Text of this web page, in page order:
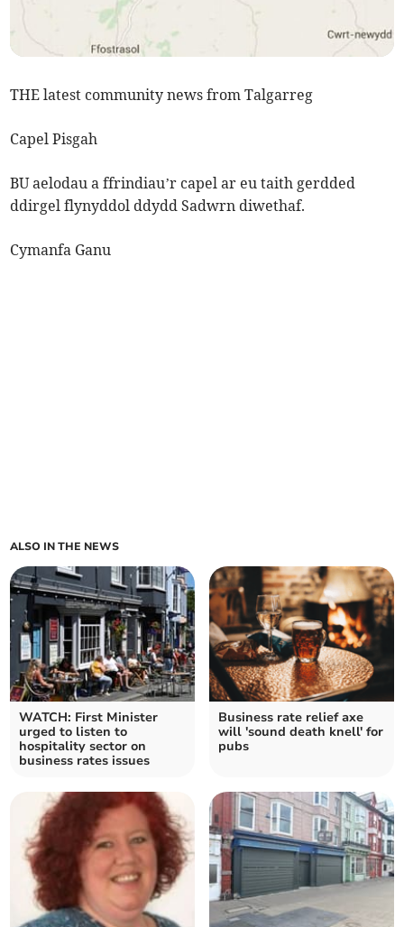
THE latest community news from Talgarreg
Capel Pisgah
BU aelodau a ffrindiau’r capel ar eu taith gerdded
ddirgel flynyddol ddydd Sadwrn diwethaf.
Cymanfa Ganu
ALSO IN THE NEWS
WATCH: First Minister
urged to listen to
hospitality sector on
business rates issues
Business rate relief axe
will 'sound death knell' for
pubs